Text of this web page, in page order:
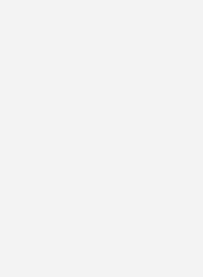
ausdrücklich die
kulturhistorisch bedeutsame
in Potsdam offenbar
Windkrafteignungsflächen.
Landtagswahl
roten Landtagskoalition
sie wolle mit
zu erwartende Abwanderungen
zur rechten Partei AFD